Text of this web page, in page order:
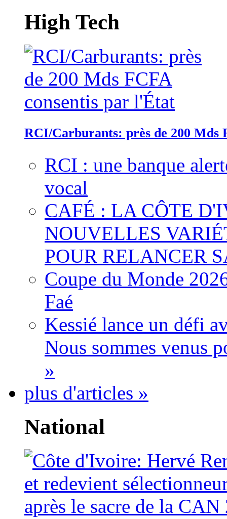
High Tech
RCI/Carburants: près de 200 Mds
RCI : une banque
vocal
CAFÉ : LA CÔTE
NOUVELLES
POUR RELANCER
Coupe du Monde
Faé
Kessié lance un défi
Nous sommes venus
»
plus d'articles »
National